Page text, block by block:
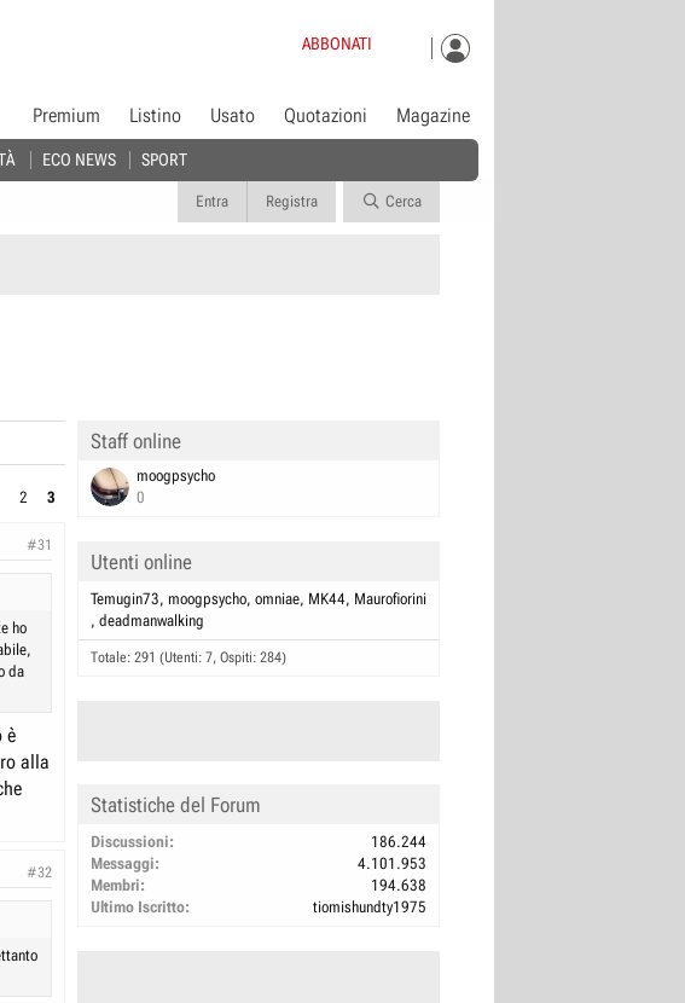
ABBONATI
ECO NEWS SPORT
Premium Listino Usato Quotazioni Magazine
Entra Registra Cerca
2 3
#31
ho
da
è
alla
#32
Staff online
moogpsycho
0
Utenti online
Temugin73 moogpsycho omniae MK44 Maurofiorini
deadmanwalking
Totale: 291 (Utenti: 7, Ospiti: 284)
Statistiche del Forum
Discussioni
186.244
Messaggi
4.101.953
Membri
194.638
Ultimo Iscritto
tiomishundty1975